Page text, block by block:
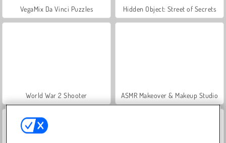
VegaMix Da Vinci Puzzles Hidden Object: Street of Secrets
World War 2 Shooter ASMR Makeover & Makeup Studio